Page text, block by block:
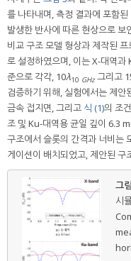
를 나타내며, 측정 결과에 포함
발생한 반사에 따른 현상으로 보
비교 구조 모델 형상과 제작된
로 설정하였으며, 이는 X-대역
준으로 각각, 10λ10 GHz그리고
검증하기 위해, 실험에서는 제
금속 접지면, 그리고 식 (1)의 조
조 및 Ku-대역용 균일 깊이 6.3
구조에서 슬롯의 간격과 너비는
게이션이 배치되었고, 제안된 구
그
시